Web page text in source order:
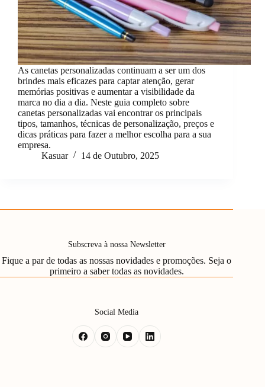
As canetas personalizadas continuam a ser um dos
brindes mais eficazes para captar atenção, gerar
memórias positivas e aumentar a visibilidade da
marca no dia a dia. Neste guia completo sobre
canetas personalizadas vai encontrar os principais
tipos, tamanhos, técnicas de personalização, preços e
dicas práticas para fazer a melhor escolha para a sua
empresa.
Kasuar
14 de Outubro, 2025
Subscreva à nossa Newsletter
Fique a par de todas as nossas novidades e promoções. Seja o
primeiro a saber todas as novidades.
Social Media